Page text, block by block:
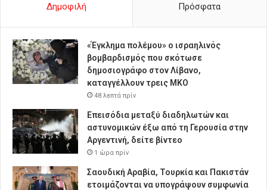
Δημοφιλή Πρόσφατα
«Έγκλημα πολέμου» ο ισραηλινός
βομβαρδισμός που σκότωσε
δημοσιογράφο στον Λίβανο,
καταγγέλλουν τρεις ΜΚΟ
48 λεπτά πρίν
Επεισόδια μεταξύ διαδηλωτών και
αστυνομικών έξω από τη Γερουσία στην
Αργεντινή, δείτε βίντεο
1 ώρα πρίν
Σαουδική Αραβία, Τουρκία και Πακιστάν
ετοιμάζονται να υπογράψουν συμφωνία